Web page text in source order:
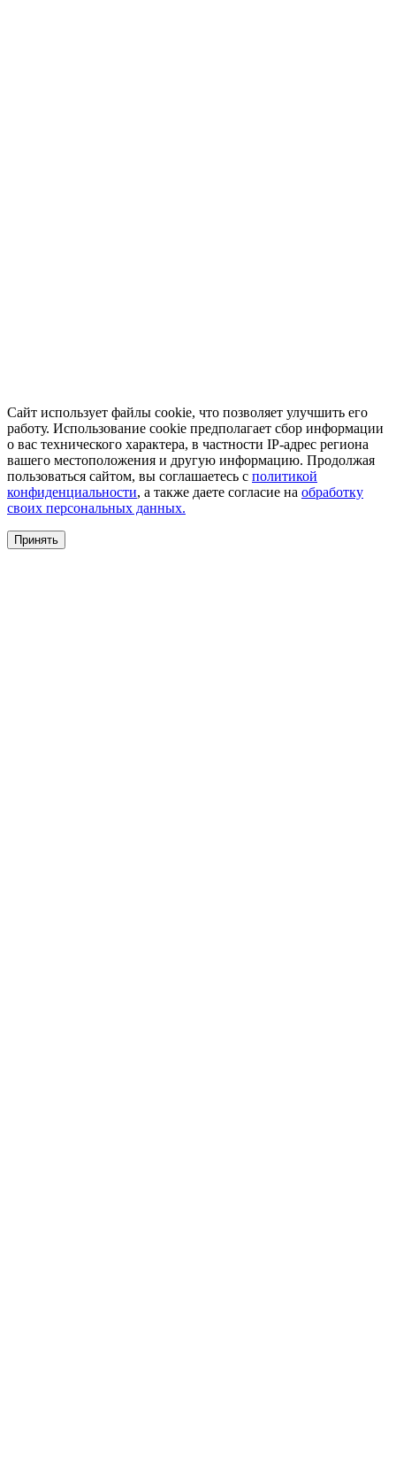
Сайт использует файлы cookie, что позволяет улучшить его
работу. Использование cookie предполагает сбор информации
о вас технического характера, в частности IP-адрес региона
вашего местоположения и другую информацию. Продолжая
пользоваться сайтом, вы соглашаетесь с политикой
конфиденциальности, а также даете согласие на обработку
своих персональных данных.
Принять